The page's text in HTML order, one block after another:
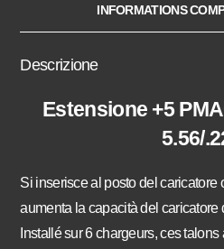
INFORMATIONS
Descrizione
Estensione +5
5.56/
Si inserisce al posto del caricatore
aumenta la capacità del caricatore
Installé sur 6 chargeurs, ces